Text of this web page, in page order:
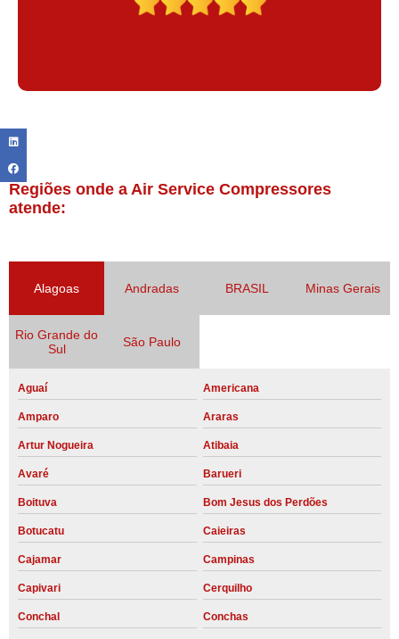
Regiões onde a Air Service Compressores
atende:
Alagoas Andradas BRASIL Minas Gerais
Rio Grande do
Sul
São Paulo
Aguaí Americana
Amparo Araras
Artur Nogueira Atibaia
Avaré Barueri
Boituva Bom Jesus dos Perdões
Botucatu Caieiras
Cajamar Campinas
Capivari Cerquilho
Conchal Conchas